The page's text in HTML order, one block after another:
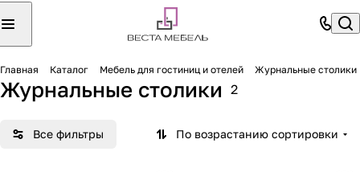
Главная Каталог Мебель для гостиниц и отелей Журнальные столики
Журнальные столики 2
Все фильтры По возрастанию сортировки